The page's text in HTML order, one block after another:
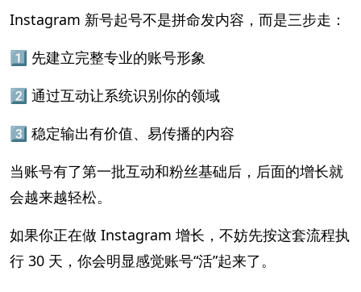
Instagram 新号起号不是拼命发内容，而是三步走：
1️⃣ 先建立完整专业的账号形象
2️⃣ 通过互动让系统识别你的领域
3️⃣ 稳定输出有价值、易传播的内容
当账号有了第一批互动和粉丝基础后，后面的增长就
会越来越轻松。
如果你正在做 Instagram 增长，不妨先按这套流程执
行 30 天，你会明显感觉账号“活”起来了。